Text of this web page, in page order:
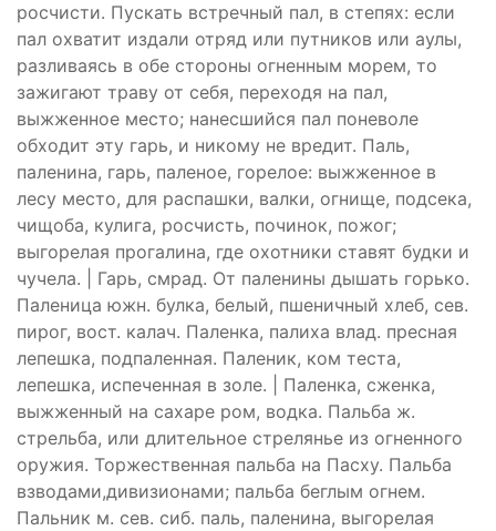
росчисти. Пускать встречный пал, в степях: если
пал охватит издали отряд или путников или аулы,
разливаясь в обе стороны огненным морем, то
зажигают траву от себя, переходя на пал,
выжженное место; нанесшийся пал поневоле
обходит эту гарь, и никому не вредит. Паль,
паленина, гарь, паленое, горелое: выжженное в
лесу место, для распашки, валки, огнище, подсека,
чищоба, кулига, росчисть, починок, пожог;
выгорелая прогалина, где охотники ставят будки и
чучела. | Гарь, смрад. От паленины дышать горько.
Паленица южн. булка, белый, пшеничный хлеб, сев.
пирог, вост. калач. Паленка, палиха влад. пресная
лепешка, подпаленная. Паленик, ком теста,
лепешка, испеченная в золе. | Паленка, сженка,
выжженный на сахаре ром, водка. Пальба ж.
стрельба, или длительное стрелянье из огненного
оружия. Торжественная пальба на Пасху. Пальба
взводами,дивизионами; пальба беглым огнем.
Пальник м. сев. сиб. паль, паленина, выгорелая